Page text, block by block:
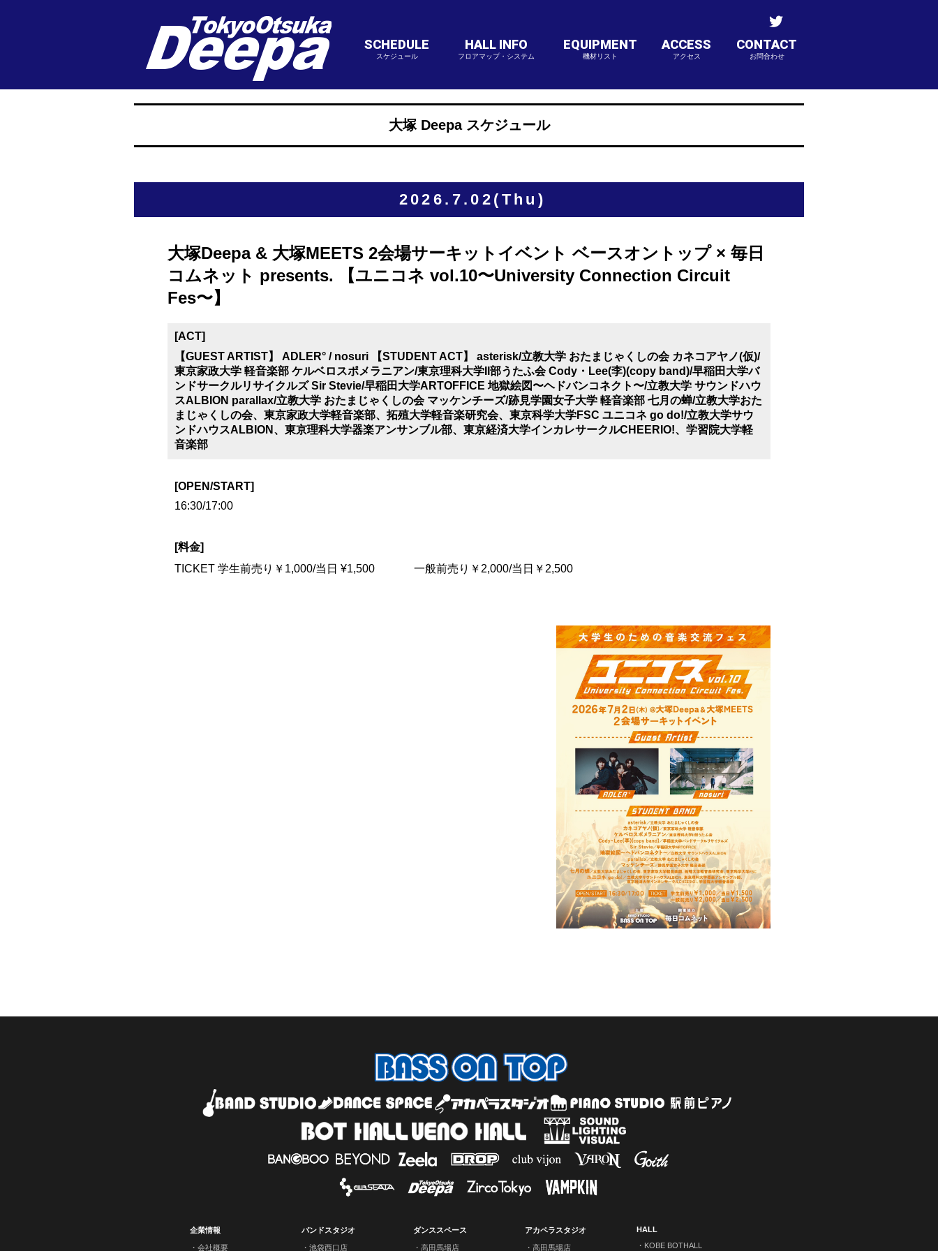
SCHEDULE
スケジュール
HALL INFO
フロアマップ・システム
EQUIPMENT
機材リスト
ACCESS
アクセス
CONTACT
お問合わせ
大塚 Deepa スケジュール
2026.7.02(Thu)
大塚Deepa & 大塚MEETS 2会場サーキットイベント ベースオントップ × 毎日
コムネット presents. 【ユニコネ vol.10〜University Connection Circuit
Fes〜】
[ACT]
【GUEST ARTIST】 ADLER° / nosuri 【STUDENT ACT】 asterisk/立教大学 おたまじゃくしの会 カネコアヤノ(仮)/
東京家政大学 軽音楽部 ケルベロスポメラニアン/東京理科大学II部うたふ会 Cody・Lee(李)(copy band)/早稲田大学バ
ンドサークルリサイクルズ Sir Stevie/早稲田大学ARTOFFICE 地獄絵図〜ヘドバンコネクト〜/立教大学 サウンドハウ
スALBION parallax/立教大学 おたまじゃくしの会 マッケンチーズ/跡見学園女子大学 軽音楽部 七月の蝉/立教大学おた
まじゃくしの会、東京家政大学軽音楽部、拓殖大学軽音楽研究会、東京科学大学FSC ユニコネ go do!/立教大学サウ
ンドハウスALBION、東京理科大学器楽アンサンブル部、東京経済大学インカレサークルCHEERIO!、学習院大学軽
音楽部
[OPEN/START]
16:30/17:00
[料金]
TICKET 学生前売り￥1,000/当日 ¥1,500 一般前売り￥2,000/当日￥2,500
企業情報
会社概要
バンドスタジオ
池袋西口店
ダンススペース
高田馬場店
アカペラスタジオ
高田馬場店
HALL
KOBE BOTHALL